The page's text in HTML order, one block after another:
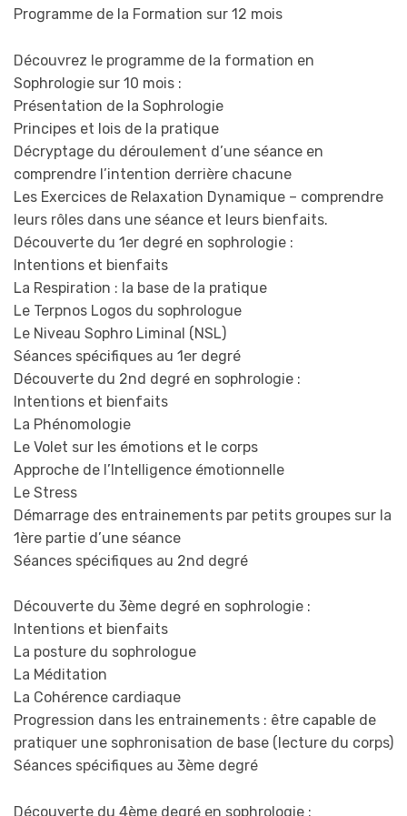
Programme de la Formation sur 12 mois
Découvrez le programme de la formation en
Sophrologie sur 10 mois :
Présentation de la Sophrologie
Principes et lois de la pratique
Décryptage du déroulement d’une séance en
comprendre l’intention derrière chacune
Les Exercices de Relaxation Dynamique – comprendre
leurs rôles dans une séance et leurs bienfaits.
Découverte du 1er degré en sophrologie :
Intentions et bienfaits
La Respiration : la base de la pratique
Le Terpnos Logos du sophrologue
Le Niveau Sophro Liminal (NSL)
Séances spécifiques au 1er degré
Découverte du 2nd degré en sophrologie :
Intentions et bienfaits
La Phénomologie
Le Volet sur les émotions et le corps
Approche de l’Intelligence émotionnelle
Le Stress
Démarrage des entrainements par petits groupes sur la
1ère partie d’une séance
Séances spécifiques au 2nd degré
Découverte du 3ème degré en sophrologie :
Intentions et bienfaits
La posture du sophrologue
La Méditation
La Cohérence cardiaque
Progression dans les entrainements : être capable de
pratiquer une sophronisation de base (lecture du corps)
Séances spécifiques au 3ème degré
Découverte du 4ème degré en sophrologie :